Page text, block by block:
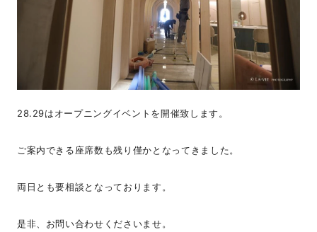
28.29はオープニングイベントを開催致します。
ご案内できる座席数も残り僅かとなってきました。
両日とも要相談となっております。
是非、お問い合わせくださいませ。